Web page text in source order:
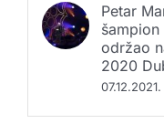
Petar
održao
2020
07.12.2021.